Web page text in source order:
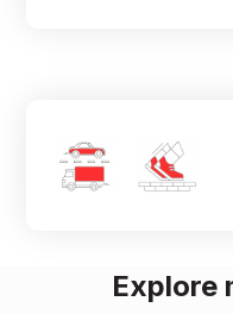
Explore